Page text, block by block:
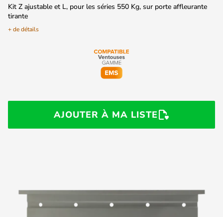
Kit Z ajustable et L, pour les séries 550 Kg, sur porte affleurante
tirante
+ de détails
AJOUTER À MA LISTE